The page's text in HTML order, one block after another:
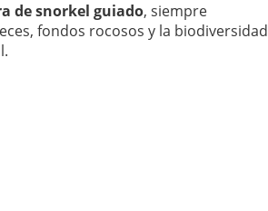
de snorkel guiado, siempre
fondos rocosos y la biodiversidad